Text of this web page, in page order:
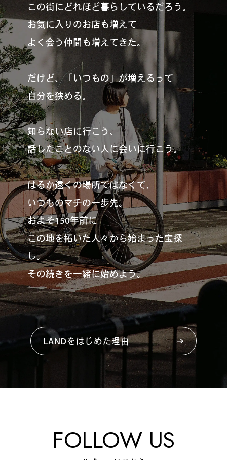
この街にどれほど暮らしているだろう。
お気に入りのお店も増えて
よく会う仲間も増えてきた。
だけど、「いつもの」が増えるって
自分を狭める。
知らない店に行こう、
話したことのない人に会いに行こう。
はるか遠くの場所ではなくて、
いつものマチの一歩先。
およそ150年前に
この地を拓いた人々から始まった宝探
し。
その続きを一緒に始めよう。
LANDをはじめた理由
FOLLOW US